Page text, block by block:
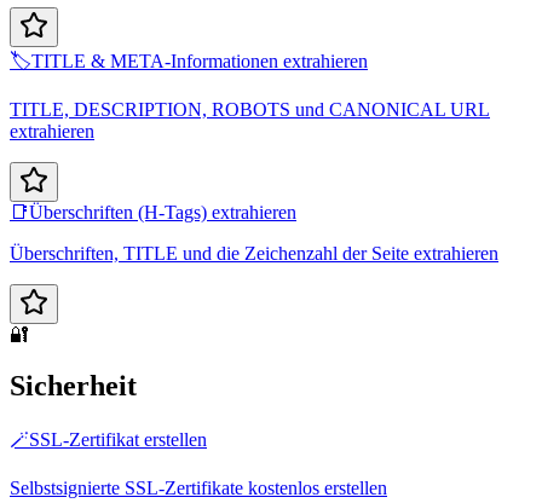
🏷️TITLE & META-Informationen extrahieren
TITLE, DESCRIPTION, ROBOTS und CANONICAL URL
extrahieren
📑Überschriften (H-Tags) extrahieren
Überschriften, TITLE und die Zeichenzahl der Seite extrahieren
🔐
Sicherheit
🪄SSL-Zertifikat erstellen
Selbstsignierte SSL-Zertifikate kostenlos erstellen